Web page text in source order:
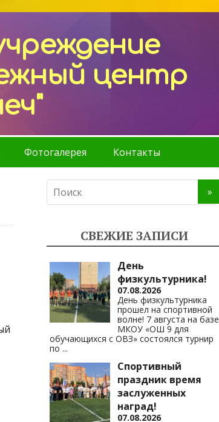
центр
Фотогалерея Контакты
СВЕЖИЕ ЗАПИСИ
День
физкультурника!
07.08.2026
День физкультурника
прошел на спортивной
волне! 7 августа на базе
МКОУ «ОШ 9 для
обучающихся с ОВЗ» состоялся турнир
по...
Спортивный
праздник время
заслуженных
наград!
07.08.2026